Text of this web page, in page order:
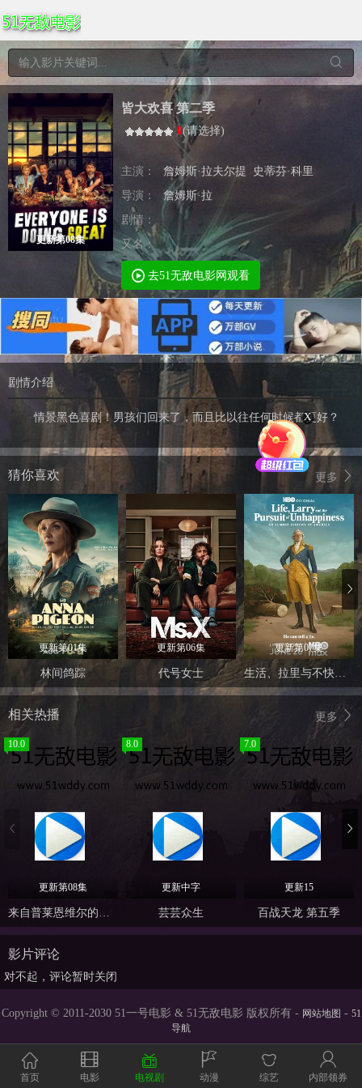
更新第08集
皆大欢喜 第二季
0(请选择)
主演： 詹姆斯·拉夫尔提
史蒂芬·科里
导演：
詹姆斯·拉
剧情：
又名：
去51无敌电影网观看
剧情介绍
情景黑色喜剧！男孩们回来了，而且比以往任何时候都更好？
更多
猜你喜欢
更新第01集
林间鸽踪
更新第06集
代号女士
更新第07集
生活、拉里与不快乐的追求：一部美国史
更多
相关热播
10.0
更新第08集
来自普莱恩维尔的女孩
8.0
更新中字
芸芸众生
7.0
更新15
百战天龙 第五季
影片评论
对不起，评论暂时关闭
首页 电影 电视剧 动漫 综艺 内部领券
Copyright © 2011-2030 51一号电影 & 51无敌电影 版权所有 - 网站地图 - 51
导航
X